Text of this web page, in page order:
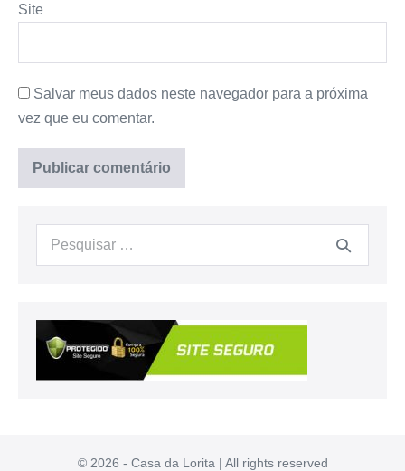
Site
Salvar meus dados neste navegador para a próxima
vez que eu comentar.
Procurar:
© 2026 - Casa da Lorita | All rights reserved